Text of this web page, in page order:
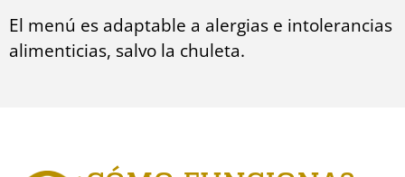
El menú es adaptable a alergias e intolerancias
alimenticias, salvo la chuleta.